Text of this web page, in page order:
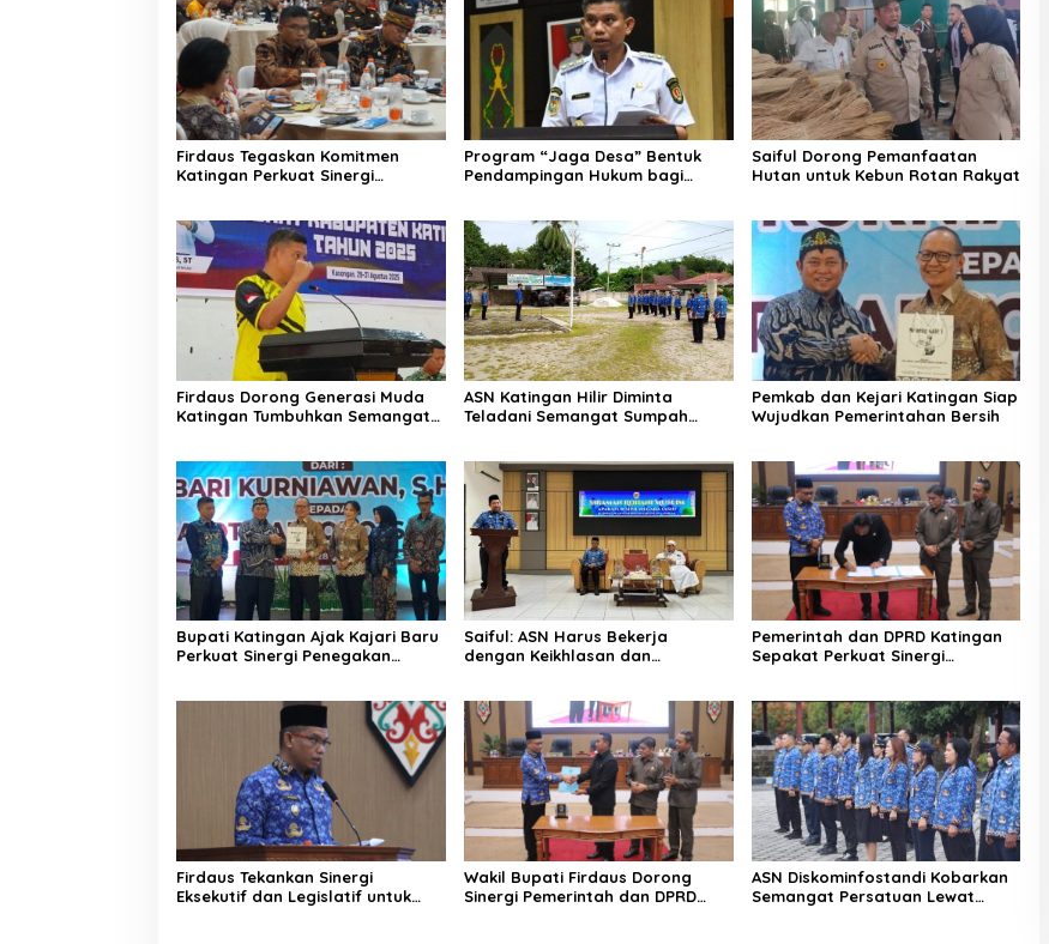
Firdaus Tegaskan Komitmen
Katingan Perkuat Sinergi
Program “Jaga Desa” Bentuk
Pendampingan Hukum bagi
Saiful Dorong Pemanfaatan
Hutan untuk Kebun Rotan Rakyat
Firdaus Dorong Generasi Muda
Katingan Tumbuhkan Semangat
ASN Katingan Hilir Diminta
Teladani Semangat Sumpah
Pemkab dan Kejari Katingan Siap
Wujudkan Pemerintahan Bersih
Bupati Katingan Ajak Kajari Baru
Perkuat Sinergi Penegakan
Saiful: ASN Harus Bekerja
dengan Keikhlasan dan
Pemerintah dan DPRD Katingan
Sepakat Perkuat Sinergi
Firdaus Tekankan Sinergi
Eksekutif dan Legislatif untuk
Wakil Bupati Firdaus Dorong
Sinergi Pemerintah dan DPRD
ASN Diskominfostandi Kobarkan
Semangat Persatuan Lewat